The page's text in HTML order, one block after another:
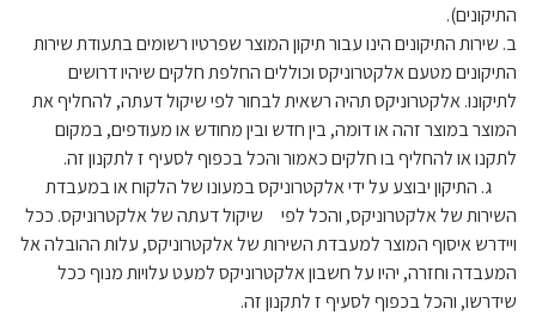
התיקונים).
ב. שירות התיקונים הינו עבור תיקון המוצר שפרטיו רשומים בתעודת שירות
התיקונים מטעם אלקטרוניקס וכוללים החלפת חלקים שיהיו דרושים
לתיקונו. אלקטרוניקס תהיה רשאית לבחור לפי שיקול דעתה, להחליף את
המוצר במוצר זהה או דומה, בין חדש ובין מחודש או מעודפים, במקום
לתקנו או להחליף בו חלקים כאמור והכל בכפוף לסעיף ז לתקנון זה.
ג. התיקון יבוצע על ידי אלקטרוניקס במעונו של הלקוח או במעבדת
השירות של אלקטרוניקס, והכל לפי שיקול דעתה של אלקטרוניקס. ככל
ויידרש איסוף המוצר למעבדת השירות של אלקטרוניקס, עלות ההובלה אל
המעבדה וחזרה, יהיו על חשבון אלקטרוניקס למעט עלויות מנוף ככל
שידרשו, והכל בכפוף לסעיף ז לתקנון זה.